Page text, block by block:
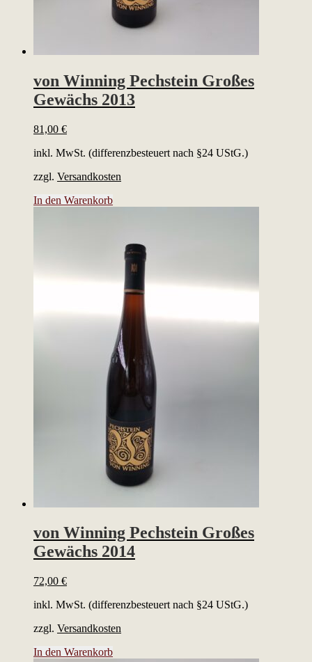
von Winning Pechstein Großes
Gewächs 2013
81,00 €
inkl. MwSt. (differenzbesteuert nach §24 UStG.)
zzgl. Versandkosten
In den Warenkorb
von Winning Pechstein Großes
Gewächs 2014
72,00 €
inkl. MwSt. (differenzbesteuert nach §24 UStG.)
zzgl. Versandkosten
In den Warenkorb